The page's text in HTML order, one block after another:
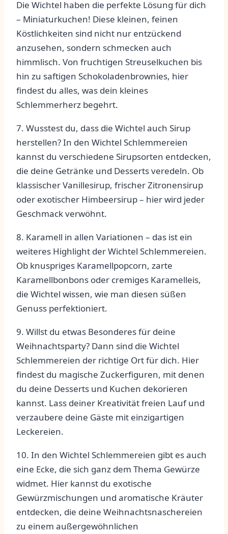
Die ⁣Wichtel ‌haben die perfekte Lösung für ‌dich
– Miniaturkuchen! Diese kleinen, feinen
Köstlichkeiten sind nicht nur entzückend
anzusehen,​ sondern⁢ schmecken auch⁣
himmlisch. Von ⁢fruchtigen⁣ Streuselkuchen bis​
hin zu saftigen Schokoladenbrownies, hier
‌findest du alles, was ‍dein⁢ kleines
⁣Schlemmerherz begehrt.
7. Wusstest du, dass die⁤ Wichtel auch‌ Sirup
herstellen? In den Wichtel Schlemmereien
kannst ⁢du ‌verschiedene Sirupsorten entdecken,⁣
die deine ⁤Getränke und Desserts veredeln. Ob
klassischer ‌Vanillesirup,⁢ frischer Zitronensirup
‌oder exotischer Himbeersirup – ⁢hier⁣ wird ⁣jeder‌
Geschmack⁤ verwöhnt.
8. Karamell in allen Variationen – das ist ein
weiteres Highlight‌ der Wichtel Schlemmereien.
Ob knuspriges ⁣Karamellpopcorn, zarte
Karamellbonbons oder ⁣cremiges Karamelleis,
die Wichtel wissen, wie⁢ man ⁣diesen süßen
Genuss perfektioniert.
9. Willst du etwas Besonderes für deine
Weihnachtsparty? Dann ⁤sind die Wichtel
Schlemmereien der richtige‌ Ort für dich. Hier
findest​ du magische Zuckerfiguren, mit denen
du deine Desserts und Kuchen dekorieren
kannst. Lass deiner Kreativität freien Lauf ⁣und
verzaubere ⁤deine ‍Gäste mit ⁤einzigartigen‌
Leckereien.
10. In den Wichtel Schlemmereien⁢ gibt ⁣es ​auch
eine Ecke, ​die sich ganz ⁢dem Thema⁤ Gewürze
widmet. ​Hier kannst du exotische
Gewürzmischungen und aromatische Kräuter
entdecken, die deine⁤ Weihnachtsnaschereien
‍zu einem außergewöhnlichen